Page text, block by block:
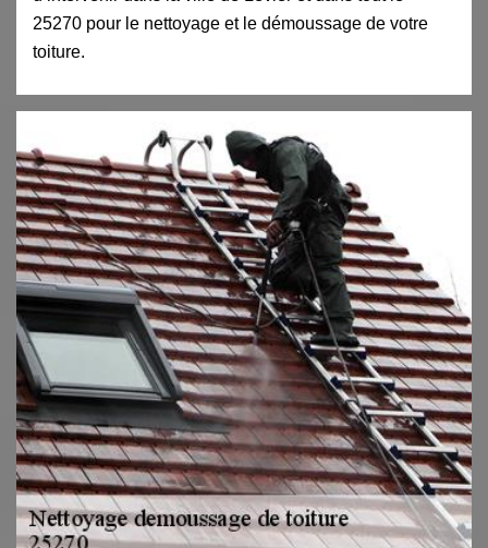
25270 pour le nettoyage et le démoussage de votre
toiture.